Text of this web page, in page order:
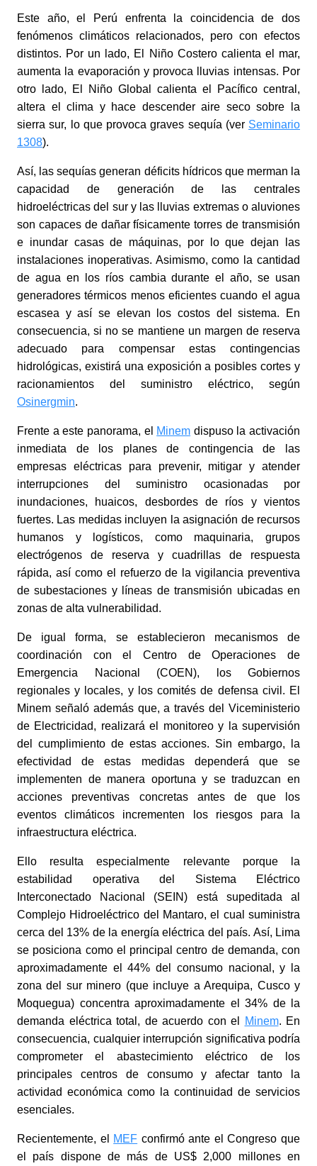
Este año, el Perú enfrenta la coincidencia de dos
fenómenos climáticos relacionados, pero con efectos
distintos. Por un lado, El Niño Costero calienta el mar,
aumenta la evaporación y provoca lluvias intensas. Por
otro lado, El Niño Global calienta el Pacífico central,
altera el clima y hace descender aire seco sobre la
sierra sur, lo que provoca graves sequía (ver Seminario
1308).
Así, las sequías generan déficits hídricos que merman la
capacidad de generación de las centrales
hidroeléctricas del sur y las lluvias extremas o aluviones
son capaces de dañar físicamente torres de transmisión
e inundar casas de máquinas, por lo que dejan las
instalaciones inoperativas. Asimismo, como la cantidad
de agua en los ríos cambia durante el año, se usan
generadores térmicos menos eficientes cuando el agua
escasea y así se elevan los costos del sistema. En
consecuencia, si no se mantiene un margen de reserva
adecuado para compensar estas contingencias
hidrológicas, existirá una exposición a posibles cortes y
racionamientos del suministro eléctrico, según
Osinergmin.
Frente a este panorama, el Minem dispuso la activación
inmediata de los planes de contingencia de las
empresas eléctricas para prevenir, mitigar y atender
interrupciones del suministro ocasionadas por
inundaciones, huaicos, desbordes de ríos y vientos
fuertes. Las medidas incluyen la asignación de recursos
humanos y logísticos, como maquinaria, grupos
electrógenos de reserva y cuadrillas de respuesta
rápida, así como el refuerzo de la vigilancia preventiva
de subestaciones y líneas de transmisión ubicadas en
zonas de alta vulnerabilidad.
De igual forma, se establecieron mecanismos de
coordinación con el Centro de Operaciones de
Emergencia Nacional (COEN), los Gobiernos
regionales y locales, y los comités de defensa civil. El
Minem señaló además que, a través del Viceministerio
de Electricidad, realizará el monitoreo y la supervisión
del cumplimiento de estas acciones. Sin embargo, la
efectividad de estas medidas dependerá que se
implementen de manera oportuna y se traduzcan en
acciones preventivas concretas antes de que los
eventos climáticos incrementen los riesgos para la
infraestructura eléctrica.
Ello resulta especialmente relevante porque la
estabilidad operativa del Sistema Eléctrico
Interconectado Nacional (SEIN) está supeditada al
Complejo Hidroeléctrico del Mantaro, el cual suministra
cerca del 13% de la energía eléctrica del país. Así, Lima
se posiciona como el principal centro de demanda, con
aproximadamente el 44% del consumo nacional, y la
zona del sur minero (que incluye a Arequipa, Cusco y
Moquegua) concentra aproximadamente el 34% de la
demanda eléctrica total, de acuerdo con el
Minem. En
consecuencia, cualquier interrupción significativa podría
comprometer el abastecimiento eléctrico de los
principales centros de consumo y afectar tanto la
actividad económica como la continuidad de servicios
esenciales.
Recientemente, el MEF confirmó ante el Congreso que
el país dispone de más de US$ 2,000 millones en